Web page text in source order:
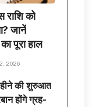
को
जानें
पूरा हाल
2026
की शुरुआत
होंगे ग्रह-